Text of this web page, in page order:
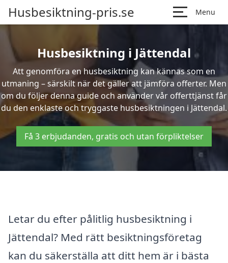
Husbesiktning-pris.se Menu
Husbesiktning i Jättendal
Att genomföra en husbesiktning kan kännas som en
utmaning – särskilt när det gäller att jämföra offerter. Men
om du följer denna guide och använder vår offerttjänst får
du den enklaste och tryggaste husbesiktningen i Jättendal.
Få 3 erbjudanden, gratis och utan förpliktelser
Letar du efter pålitlig husbesiktning i
Jättendal? Med rätt besiktningsföretag
kan du säkerställa att ditt hem är i bästa